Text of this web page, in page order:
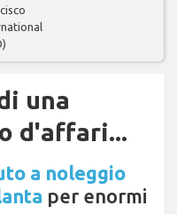
una
d'affari...
a noleggio
per enormi